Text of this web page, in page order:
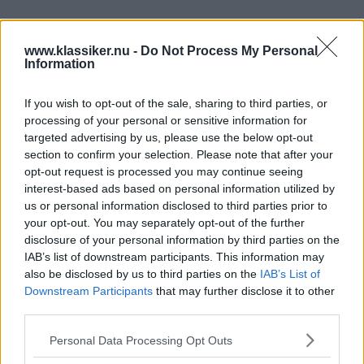
www.klassiker.nu - Do Not Process My Personal
Information
If you wish to opt-out of the sale, sharing to third parties, or
processing of your personal or sensitive information for
targeted advertising by us, please use the below opt-out
section to confirm your selection. Please note that after your
opt-out request is processed you may continue seeing
interest-based ads based on personal information utilized by
us or personal information disclosed to third parties prior to
your opt-out. You may separately opt-out of the further
disclosure of your personal information by third parties on the
IAB’s list of downstream participants. This information may
also be disclosed by us to third parties on the IAB’s List of
Downstream Participants that may further disclose it to other
Please note that this website/app uses one or more Google
Personal Data Processing Opt Outs
Genom att klicka på "Fortsätt" godkänner jagOK-Förlagets
OK-Förlagetsintegritetspolicy.
Är du redan prenumerant på vår papperstidning?
Aktivera din digitala prenumeration utan kostnad här.